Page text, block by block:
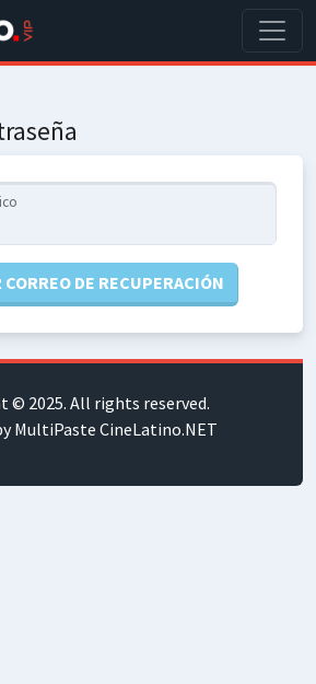
DE RECUPERACIÓN
© 2025. All rights reserved.
MultiPaste CineLatino.NET